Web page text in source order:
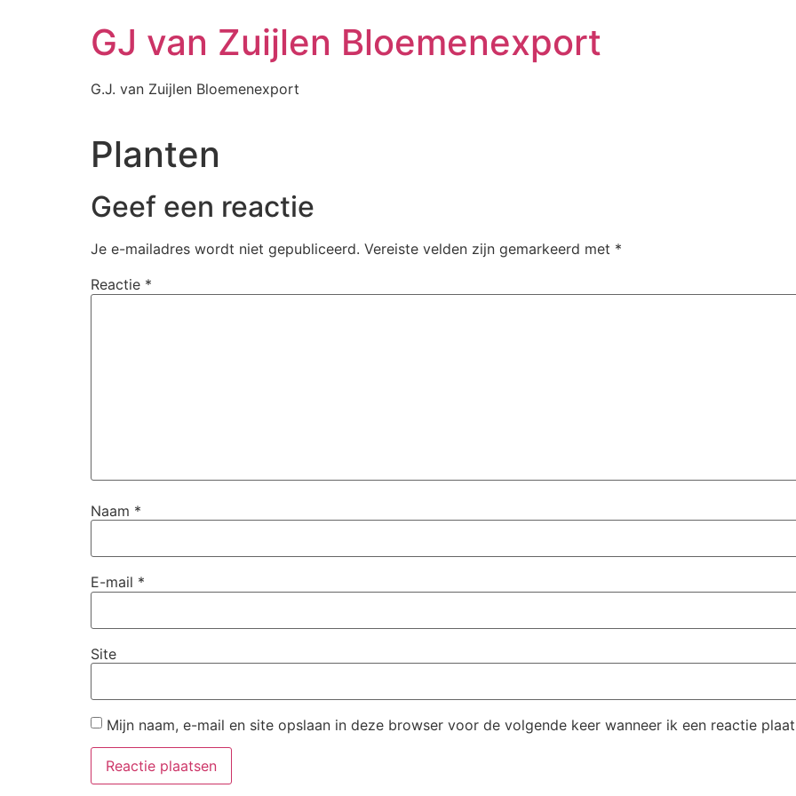
GJ van Zuijlen Bloemenexport
G.J. van Zuijlen Bloemenexport
Planten
Geef een reactie
Je e-mailadres wordt niet gepubliceerd. Vereiste velden zijn gemarkeerd met *
Reactie *
Naam *
E-mail *
Site
Mijn naam, e-mail en site opslaan in deze browser voor de volgende keer wanneer ik een reactie